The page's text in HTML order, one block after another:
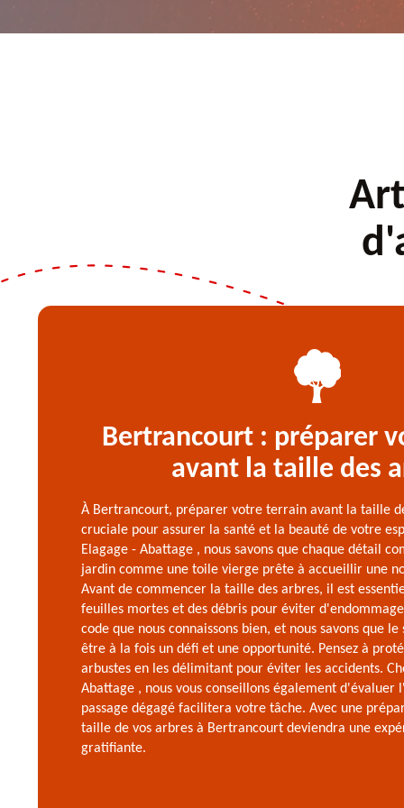
Bertrancourt : préparer
avant la taille des
À Bertrancourt, préparer votre terrain avant la taille
cruciale pour assurer la santé et la beauté de votre
Elagage - Abattage , nous savons que chaque détail
jardin comme une toile vierge prête à accueillir une
Avant de commencer la taille des arbres, il est
feuilles mortes et des débris pour éviter
code que nous connaissons bien, et nous savons que
être à la fois un défi et une opportunité. Pensez à
arbustes en les délimitant pour éviter les accidents.
Abattage , nous vous conseillons également d'évaluer
passage dégagé facilitera votre tâche. Avec une
taille de vos arbres à Bertrancourt deviendra une
gratifiante.